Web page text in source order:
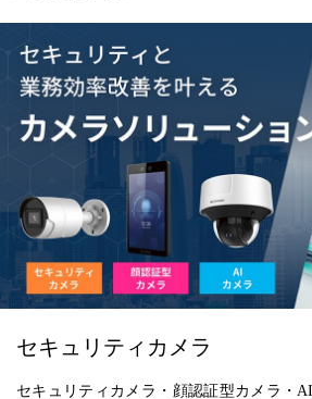
セキュリティカメラ
セキュリティカメラ・顔認証型カメラ・